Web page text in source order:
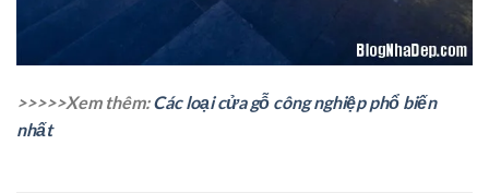
>>>>>Xem thêm:Các loại cửa gỗ công nghiệp phổ biến
nhất